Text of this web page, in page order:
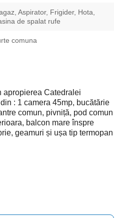
Aspirator, Frigider, Hota,
de spalat rufe
comuna
apropierea Catedralei
: 1 camera 45mp, bucătărie
comun, pivniță, pod comun
balcon mare înspre
geamuri și ușa tip termopan